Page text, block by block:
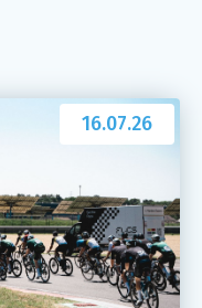
16.07.26